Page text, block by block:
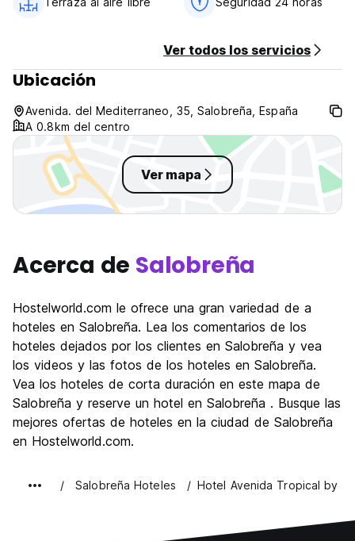
No hay fiestas (Auto-translated from original language)
Ver todos los servicios
Ubicación
Avenida. del Mediterraneo, 35, Salobreña, España
A 0.8km del centro
Ver mapa
Acerca de Salobreña
Hostelworld.com le ofrece una gran variedad de a
hoteles en Salobreña. Lea los comentarios de los
hoteles dejados por los clientes en Salobreña y vea
los videos y las fotos de los hoteles en Salobreña.
Vea los hoteles de corta duración en este mapa de
Salobreña y reserve un hotel en Salobreña . Busque las
mejores ofertas de hoteles en la ciudad de Salobreña
en Hostelworld.com.
Salobreña Hoteles Hotel Avenida Tropical by